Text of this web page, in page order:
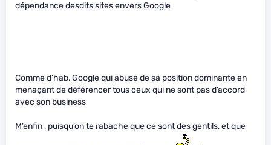
dépendance desdits sites envers Google
Comme d’hab, Google qui abuse de sa position dominante en
menaçant de déférencer tous ceux qui ne sont pas d’accord
avec son business
M’enfin , puisqu’on te rabache que ce sont des gentils, et que